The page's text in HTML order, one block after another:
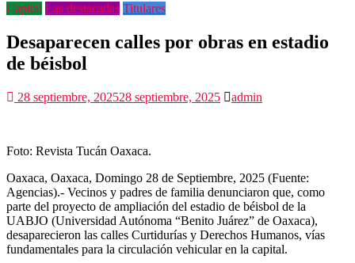
Capital Las destacadas Titulares
Desaparecen calles por obras en estadio
de béisbol
28 septiembre, 202528 septiembre, 2025 admin
Foto: Revista Tucán Oaxaca.
Oaxaca, Oaxaca, Domingo 28 de Septiembre, 2025 (Fuente:
Agencias).- Vecinos y padres de familia denunciaron que, como
parte del proyecto de ampliación del estadio de béisbol de la
UABJO (Universidad Autónoma “Benito Juárez” de Oaxaca),
desaparecieron las calles Curtidurías y Derechos Humanos, vías
fundamentales para la circulación vehicular en la capital.